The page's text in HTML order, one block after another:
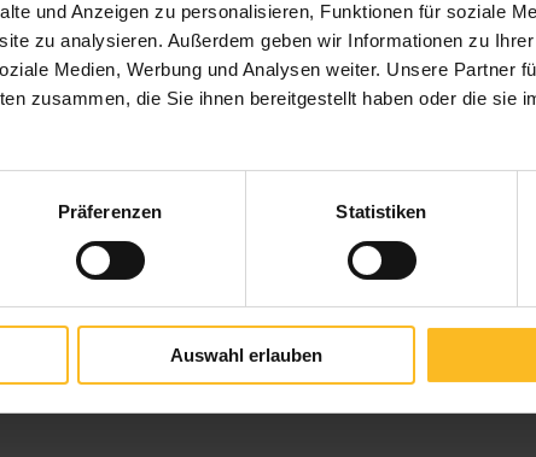
und Anzeigen zu personalisieren, Funktionen für soziale
zu analysieren. Außerdem geben wir Informationen zu
Medien, Werbung und Analysen weiter. Unsere Partner
zusammen, die Sie ihnen bereitgestellt haben oder die sie
Präferenzen Statistiken
Auswahl erlauben
& Terrasse
und Terrasse –
ermitteln
für den Balkon und die Terrasse
einEinzelstückist, besprechen wir alle weiteren
auf Sie zu.